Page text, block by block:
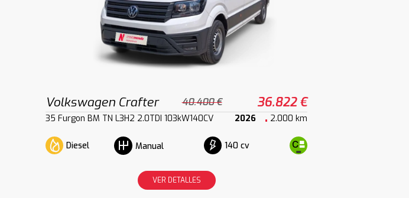
Volkswagen Crafter 40.400 € 36.822 €
35 Furgon BM TN L3H2 2.0TDI 103kW140CV 2026 2.000 km
Diesel Manual 140 cv
VER DETALLES